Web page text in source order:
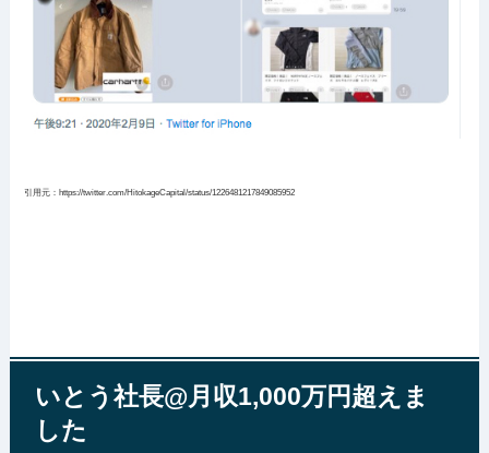
引用元：https://twitter.com/HitokageCapital/status/1226481217849085952
いとう社長@月収1,000万円超えま
した